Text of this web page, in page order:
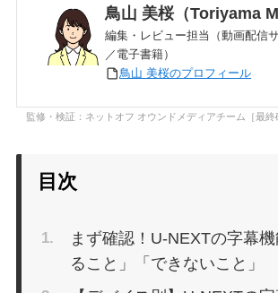
鳥山 美桜（Toriyama
編集・レビュー担当（動画配信
／電子書籍）
鳥山 美桜のプロフィール
監修・検証：ネットオフ オウンドメディアチーム［最終
目次
まず確認！U-NEXTの字幕
ること」「できないこと」